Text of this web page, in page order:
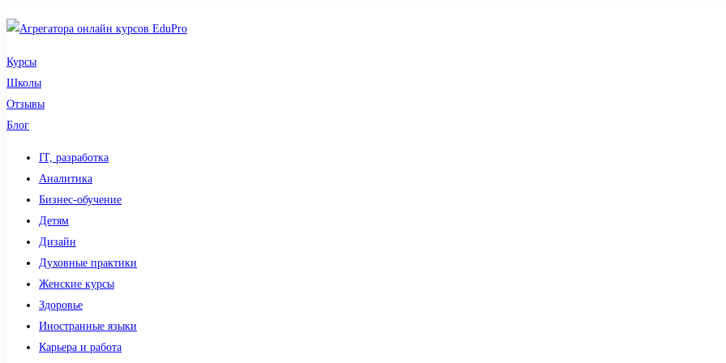
Курсы
Школы
Отзывы
Блог
IT, разработка
Аналитика
Бизнес-обучение
Детям
Дизайн
Духовные практики
Женские курсы
Здоровье
Иностранные языки
Карьера и работа